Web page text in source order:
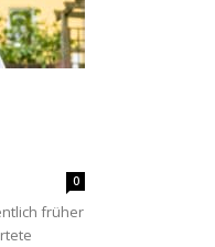
0
früher